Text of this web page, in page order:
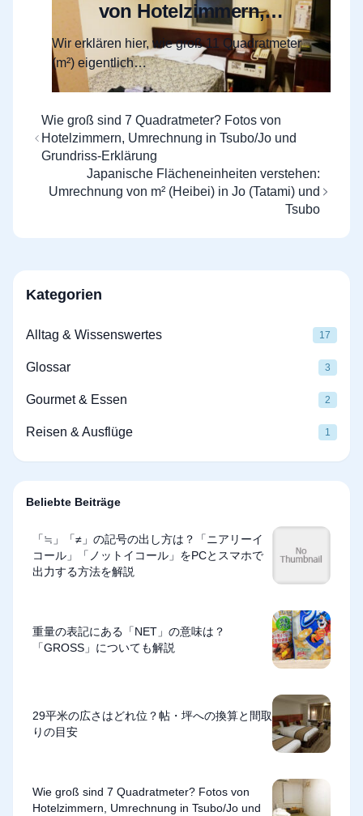
von Hotelzimmern,
Umrechnung in Tsubo/Jo
und Raumaufteilung
Wir erklären hier, wie groß 11 Quadratmeter
(m²) eigentlich…
Wie groß sind 7 Quadratmeter? Fotos von
Hotelzimmern, Umrechnung in Tsubo/Jo und
Grundriss-Erklärung
Japanische Flächeneinheiten verstehen:
Umrechnung von m² (Heibei) in Jo (Tatami) und
Tsubo
Kategorien
Alltag & Wissenswertes 17
Glossar 3
Gourmet & Essen 2
Reisen & Ausflüge 1
Beliebte Beiträge
「≒」「≠」の記号の出し方は？「ニアリーイ
コール」「ノットイコール」をPCとスマホで
出力する方法を解説
重量の表記にある「NET」の意味は？
「GROSS」についても解説
29平米の広さはどれ位？帖・坪への換算と間取
りの目安
Wie groß sind 7 Quadratmeter? Fotos von
Hotelzimmern, Umrechnung in Tsubo/Jo und